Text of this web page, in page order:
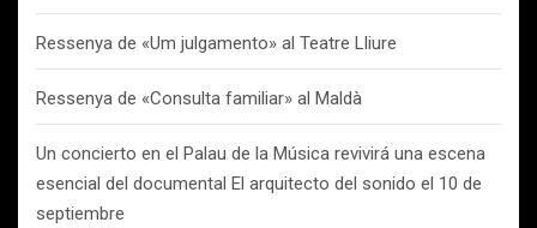
Ressenya de «Um julgamento» al Teatre Lliure
Ressenya de «Consulta familiar» al Maldà
Un concierto en el Palau de la Música revivirá una escena
esencial del documental El arquitecto del sonido el 10 de
septiembre